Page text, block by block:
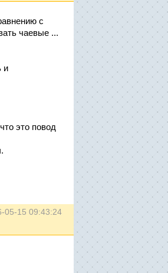
с
чаевые ...
и
это повод
05-15 09:43:24